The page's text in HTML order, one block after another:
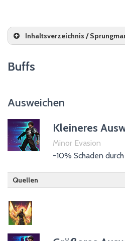
Inhaltsverzeichnis /
Behütung*
Beständigkeit
Brutalität
Entschlossenheit
Gallop
Heldentum
Kraft
Mut
Buffs
Ausweichen
Kleineres
Minor Evasion
-10% Schaden
Quellen